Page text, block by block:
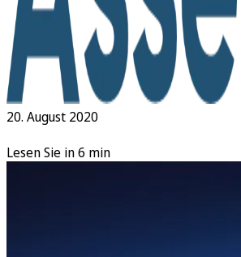
20. August 2020
Lesen Sie in 6 min